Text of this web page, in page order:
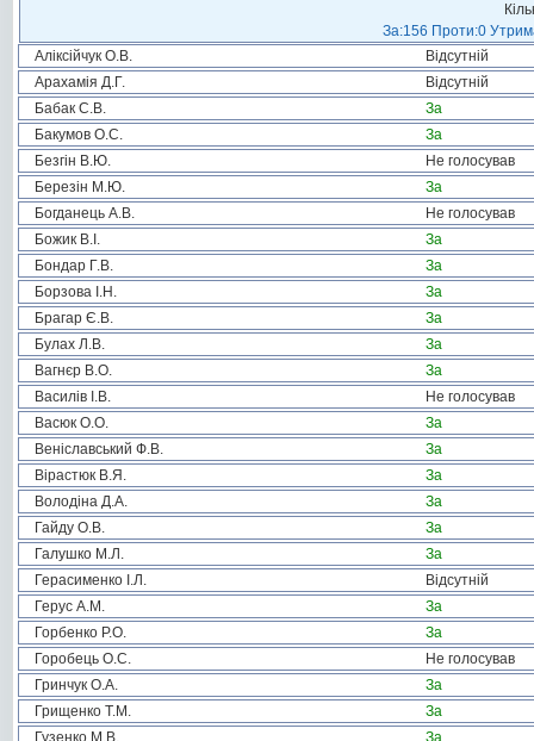
За:156 Проти:0
Аліксійчук О.В.
Відсутній
Арахамія Д.Г.
Відсутній
Бабак С.В.
За
Бакумов О.С.
За
Безгін В.Ю.
Не голосував
Березін М.Ю.
За
Богданець А.В.
Не голосував
Божик В.І.
За
Бондар Г.В.
За
Борзова І.Н.
За
Брагар Є.В.
За
Булах Л.В.
За
Вагнєр В.О.
За
Василів І.В.
Не голосував
Васюк О.О.
За
Веніславський Ф.В.
За
Вірастюк В.Я.
За
Володіна Д.А.
За
Гайду О.В.
За
Галушко М.Л.
За
Герасименко І.Л.
Відсутній
Герус А.М.
За
Горбенко Р.О.
За
Горобець О.С.
Не голосував
Гринчук О.А.
За
Грищенко Т.М.
За
Гузенко М.В.
За